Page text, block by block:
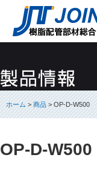
ホーム>商品> OP-D-W500
OP-D-W500